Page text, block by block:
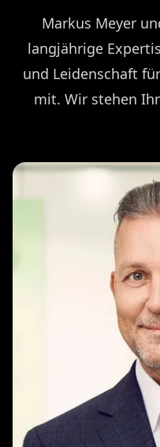
Markus Meyer
langjährige
und Leidenschaft
mit. Wir stehen